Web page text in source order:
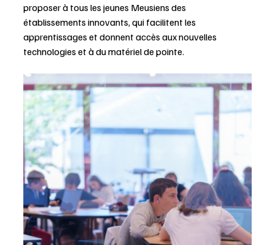
proposer à tous les jeunes Meusiens des
établissements innovants, qui facilitent les
apprentissages et donnent accès aux nouvelles
technologies et à du matériel de pointe.